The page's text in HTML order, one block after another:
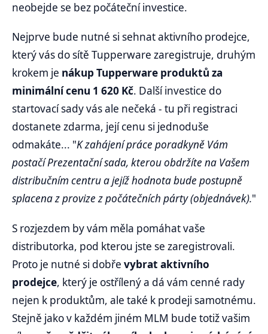
neobejde se bez počáteční investice.
Nejprve bude nutné si sehnat aktivního prodejce,
který vás do sítě Tupperware zaregistruje, druhým
krokem je nákup Tupperware produktů za
minimální cenu 1 620 Kč. Další investice do
startovací sady vás ale nečeká - tu při registraci
dostanete zdarma, její cenu si jednoduše
odmakáte... "K zahájení práce poradkyně Vám
postačí Prezentační sada, kterou obdržíte na Vašem
distribučním centru a jejíž hodnota bude postupně
splacena z provize z počátečních párty (objednávek)."
S rozjezdem by vám měla pomáhat vaše
distributorka, pod kterou jste se zaregistrovali.
Proto je nutné si dobře vybrat aktivního
prodejce, který je ostřílený a dá vám cenné rady
nejen k produktům, ale také k prodeji samotnému.
Stejně jako v každém jiném MLM bude totiž vašim